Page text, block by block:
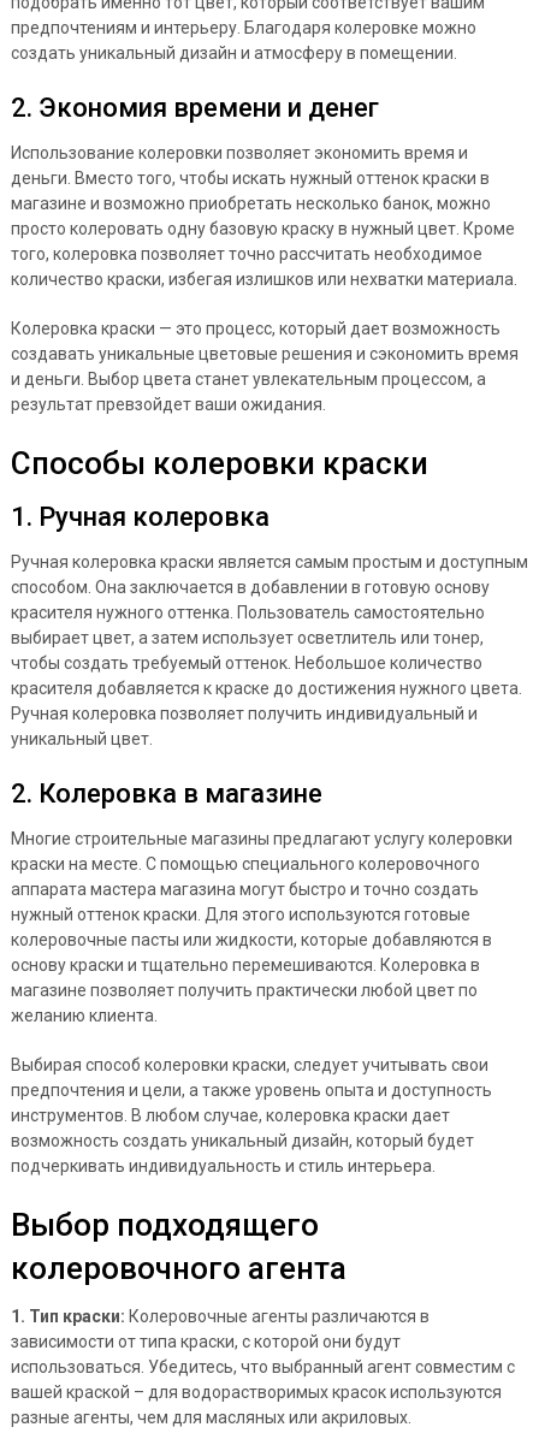
предпочтениям и интерьеру. Благодаря колеровке можно
создать уникальный дизайн и атмосферу в помещении.
2. Экономия времени и денег
Использование колеровки позволяет экономить время и
деньги. Вместо того, чтобы искать нужный оттенок краски в
магазине и возможно приобретать несколько банок, можно
просто колеровать одну базовую краску в нужный цвет. Кроме
того, колеровка позволяет точно рассчитать необходимое
количество краски, избегая излишков или нехватки материала.
Колеровка краски — это процесс, который дает возможность
создавать уникальные цветовые решения и сэкономить время
и деньги. Выбор цвета станет увлекательным процессом, а
результат превзойдет ваши ожидания.
Способы колеровки краски
1. Ручная колеровка
Ручная колеровка краски является самым простым и доступным
способом. Она заключается в добавлении в готовую основу
красителя нужного оттенка. Пользователь самостоятельно
выбирает цвет, а затем использует осветлитель или тонер,
чтобы создать требуемый оттенок. Небольшое количество
красителя добавляется к краске до достижения нужного цвета.
Ручная колеровка позволяет получить индивидуальный и
уникальный цвет.
2. Колеровка в магазине
Многие строительные магазины предлагают услугу колеровки
краски на месте. С помощью специального колеровочного
аппарата мастера магазина могут быстро и точно создать
нужный оттенок краски. Для этого используются готовые
колеровочные пасты или жидкости, которые добавляются в
основу краски и тщательно перемешиваются. Колеровка в
магазине позволяет получить практически любой цвет по
желанию клиента.
Выбирая способ колеровки краски, следует учитывать свои
предпочтения и цели, а также уровень опыта и доступность
инструментов. В любом случае, колеровка краски дает
возможность создать уникальный дизайн, который будет
подчеркивать индивидуальность и стиль интерьера.
Выбор подходящего
колеровочного агента
1. Тип краски: Колеровочные агенты различаются в
зависимости от типа краски, с которой они будут
использоваться. Убедитесь, что выбранный агент совместим с
вашей краской – для водорастворимых красок используются
разные агенты, чем для масляных или акриловых.